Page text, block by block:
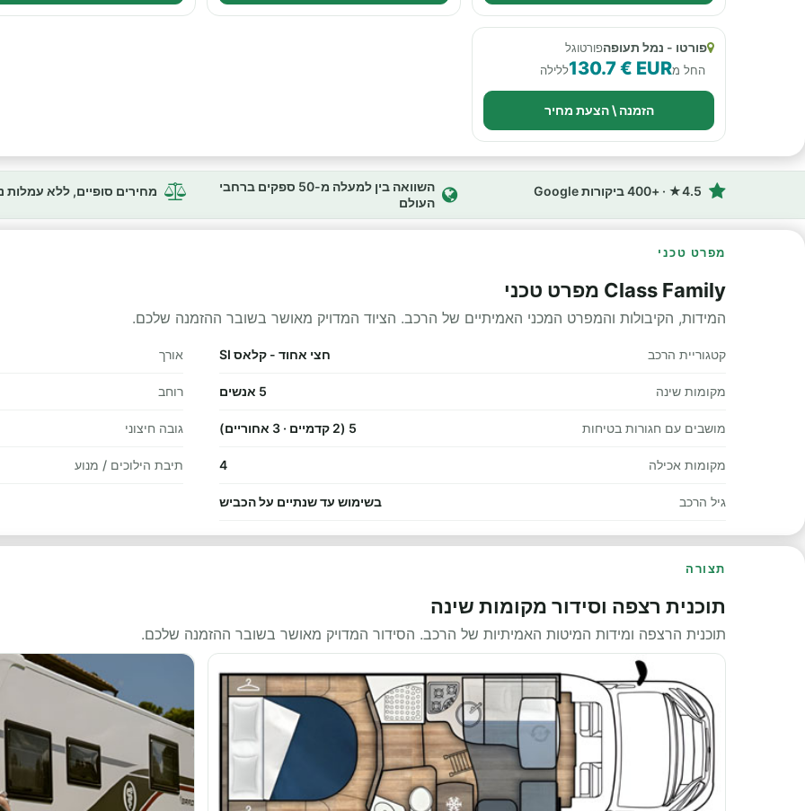
פורטו - נמל תעופהפורטוגל
החל מ130.7 € EURללילה
הזמנה \ הצעת מחיר
4.5★ · +400 ביקורות Google
השוואה בין למעלה מ-50 ספקים ברחבי
העולם
מחירים סופיים, ללא עמלות
מפרט טכני
Class Family מפרט טכני
המידות, הקיבולות והמפרט המכני האמיתיים של הרכב. הציוד המדויק מאושר בשובר ההזמנה שלכם.
קטגוריית הרכב חצי אחוד - קלאס SI
מקומות שינה 5 אנשים
מושבים עם חגורות בטיחות 5 (2 קדמיים · 3 אחוריים)
מקומות אכילה 4
גיל הרכב בשימוש עד שנתיים על הכביש
אורך
רוחב
גובה חיצוני
תיבת הילוכים / מנוע
תצורה
תוכנית רצפה וסידור מקומות שינה
תוכנית הרצפה ומידות המיטות האמיתיות של הרכב. הסידור המדויק מאושר בשובר ההזמנה שלכם.